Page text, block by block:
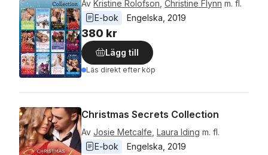
Av Kristine Rolofson Christine Flynn m. fl.
E-bok
Engelska 2019
380 kr
Lägg till
Läs direkt efter köp
Christmas Secrets Collection
Av Josie Metcalfe Laura Iding m. fl.
E-bok
Engelska 2019